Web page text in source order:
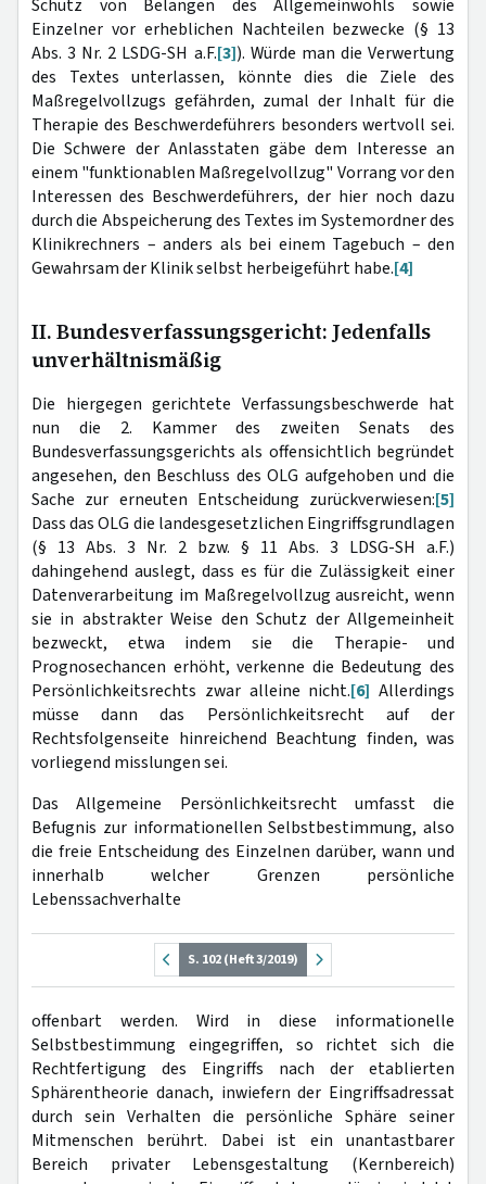
Schutz von Belangen des Allgemeinwohls sowie
Einzelner vor erheblichen Nachteilen bezwecke (§ 13
Abs. 3 Nr. 2 LSDG-SH a.F.[3]). Würde man die Verwertung
des Textes unterlassen, könnte dies die Ziele des
Maßregelvollzugs gefährden, zumal der Inhalt für die
Therapie des Beschwerdeführers besonders wertvoll sei.
Die Schwere der Anlasstaten gäbe dem Interesse an
einem "funktionablen Maßregelvollzug" Vorrang vor den
Interessen des Beschwerdeführers, der hier noch dazu
durch die Abspeicherung des Textes im Systemordner des
Klinikrechners – anders als bei einem Tagebuch – den
Gewahrsam der Klinik selbst herbeigeführt habe.[4]
II. Bundesverfassungsgericht: Jedenfalls
unverhältnismäßig
Die hiergegen gerichtete Verfassungsbeschwerde hat
nun die 2. Kammer des zweiten Senats des
Bundesverfassungsgerichts als offensichtlich begründet
angesehen, den Beschluss des OLG aufgehoben und die
Sache zur erneuten Entscheidung zurückverwiesen:[5]
Dass das OLG die landesgesetzlichen Eingriffsgrundlagen
(§ 13 Abs. 3 Nr. 2 bzw. § 11 Abs. 3 LDSG-SH a.F.)
dahingehend auslegt, dass es für die Zulässigkeit einer
Datenverarbeitung im Maßregelvollzug ausreicht, wenn
sie in abstrakter Weise den Schutz der Allgemeinheit
bezweckt, etwa indem sie die Therapie- und
Prognosechancen erhöht, verkenne die Bedeutung des
Persönlichkeitsrechts zwar alleine nicht.[6] Allerdings
müsse dann das Persönlichkeitsrecht auf der
Rechtsfolgenseite hinreichend Beachtung finden, was
vorliegend misslungen sei.
Das Allgemeine Persönlichkeitsrecht umfasst die
Befugnis zur informationellen Selbstbestimmung, also
die freie Entscheidung des Einzelnen darüber, wann und
innerhalb welcher Grenzen persönliche
Lebenssachverhalte
S. 102 (Heft 3/2019)
offenbart werden. Wird in diese informationelle
Selbstbestimmung eingegriffen, so richtet sich die
Rechtfertigung des Eingriffs nach der etablierten
Sphärentheorie danach, inwiefern der Eingriffsadressat
durch sein Verhalten die persönliche Sphäre seiner
Mitmenschen berührt. Dabei ist ein unantastbarer
Bereich privater Lebensgestaltung (Kernbereich)